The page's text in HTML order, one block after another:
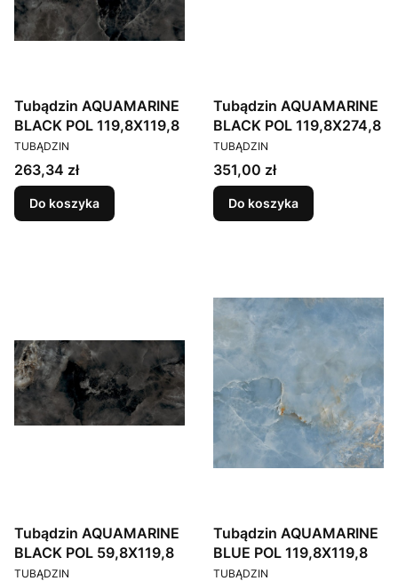
Tubądzin AQUAMARINE
BLACK POL 119,8X119,8
PRODUCENT
TUBĄDZIN
Cena
263,34 zł
Do koszyka
Tubądzin AQUAMARINE
BLACK POL 119,8X274,8
PRODUCENT
TUBĄDZIN
Cena
351,00 zł
Do koszyka
Tubądzin AQUAMARINE
BLACK POL 59,8X119,8
PRODUCENT
TUBĄDZIN
Tubądzin AQUAMARINE
BLUE POL 119,8X119,8
PRODUCENT
TUBĄDZIN